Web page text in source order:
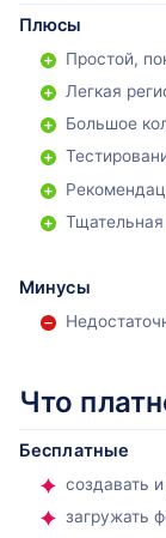
дату
желании можно
Плюсы
Простой,
Легкая
Большое
Тщательная
Минусы
Что
Бесплатные
создавать
загружать